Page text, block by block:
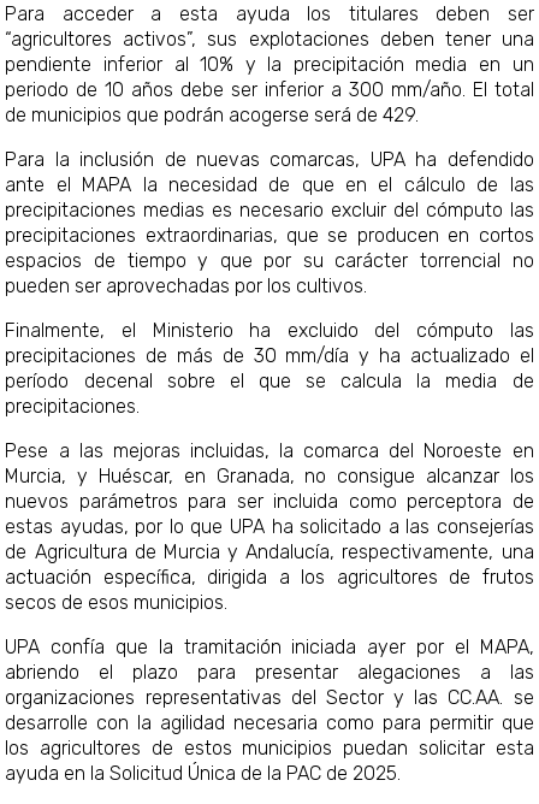
Para acceder a esta ayuda los titulares deben ser
“agricultores activos”, sus explotaciones deben tener una
pendiente inferior al 10% y la precipitación media en un
periodo de 10 años debe ser inferior a 300 mm/año. El total
de municipios que podrán acogerse será de 429.
Para la inclusión de nuevas comarcas, UPA ha defendido
ante el MAPA la necesidad de que en el cálculo de las
precipitaciones medias es necesario excluir del cómputo las
precipitaciones extraordinarias, que se producen en cortos
espacios de tiempo y que por su carácter torrencial no
pueden ser aprovechadas por los cultivos.
Finalmente, el Ministerio ha excluido del cómputo las
precipitaciones de más de 30 mm/día y ha actualizado el
período decenal sobre el que se calcula la media de
precipitaciones.
Pese a las mejoras incluidas, la comarca del Noroeste en
Murcia, y Huéscar, en Granada, no consigue alcanzar los
nuevos parámetros para ser incluida como perceptora de
estas ayudas, por lo que UPA ha solicitado a las consejerías
de Agricultura de Murcia y Andalucía, respectivamente, una
actuación específica, dirigida a los agricultores de frutos
secos de esos municipios.
UPA confía que la tramitación iniciada ayer por el MAPA,
abriendo el plazo para presentar alegaciones a las
organizaciones representativas del Sector y las CC.AA. se
desarrolle con la agilidad necesaria como para permitir que
los agricultores de estos municipios puedan solicitar esta
ayuda en la Solicitud Única de la PAC de 2025.